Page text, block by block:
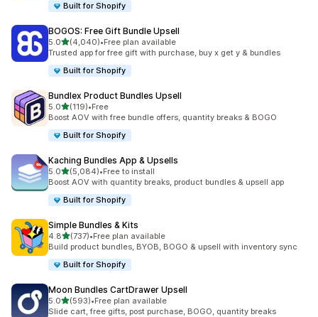
Built for Shopify
BOGOS: Free Gift Bundle Upsell
5.0별 5개 중
(4,040)
총 리뷰 4040개
•Free plan available
Trusted app for free gift with purchase, buy x get y & bundles
Built for Shopify
Bundlex Product Bundles Upsell
5.0별 5개 중
(119)
총 리뷰 119개
•Free
Boost AOV with free bundle offers, quantity breaks & BOGO
Built for Shopify
Kaching Bundles App & Upsells
5.0별 5개 중
(5,084)
총 리뷰 5084개
•Free to install
Boost AOV with quantity breaks, product bundles & upsell app
Built for Shopify
Simple Bundles & Kits
4.8별 5개 중
(737)
총 리뷰 737개
•Free plan available
Build product bundles, BYOB, BOGO & upsell with inventory sync
Built for Shopify
Moon Bundles CartDrawer Upsell
5.0별 5개 중
(593)
총 리뷰 593개
•Free plan available
Slide cart, free gifts, post purchase, BOGO, quantity breaks